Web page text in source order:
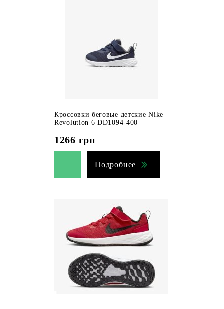
Кроссовки беговые детские Nike
Revolution 6 DD1094-400
1266 грн
Подробнее